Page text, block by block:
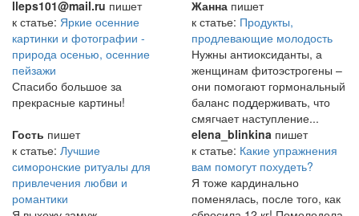
lleps101@mail.ru пишет
к статье: Яркие осенние
картинки и фотографии -
природа осенью, осенние
пейзажи
Спасибо большое за
прекрасные картины!
Жанна пишет
к статье: Продукты,
продлевающие молодость
Нужны антиоксиданты, а
женщинам фитоэстрогены –
они помогают гормональный
баланс поддерживать, что
смягчает наступление...
Гость пишет
к статье: Лучшие
симоронские ритуалы для
привлечения любви и
романтики
elena_blinkina пишет
к статье: Какие упражнения
вам помогут похудеть?
Я тоже кардинально
поменялась, после того, как